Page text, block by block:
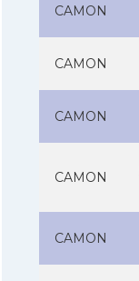
CAMON
CAMON
CAMON
CAMON
CAMON